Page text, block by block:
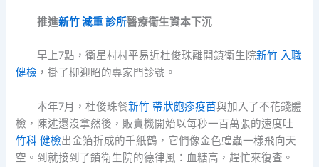
推進新竹 減重 診所醫療衛生資本下沉
早上7點，衛星村村平易近杜俊珠離開鎮衛生院新竹 入職
健檢 ，掛了柳迎昭的專家門診號。
本年7月，杜俊珠餐新竹 帶狀皰疹疫苗與加入了不花錢體
檢，陳述還沒拿然後，販賣機開始以每秒一百萬張的速度吐
竹科 健檢出金箔折成的千紙鶴，它們像金色蝗蟲一樣飛向天
空。到就接到了鎮衛生院的德律風：血糖高，趕忙來復查。